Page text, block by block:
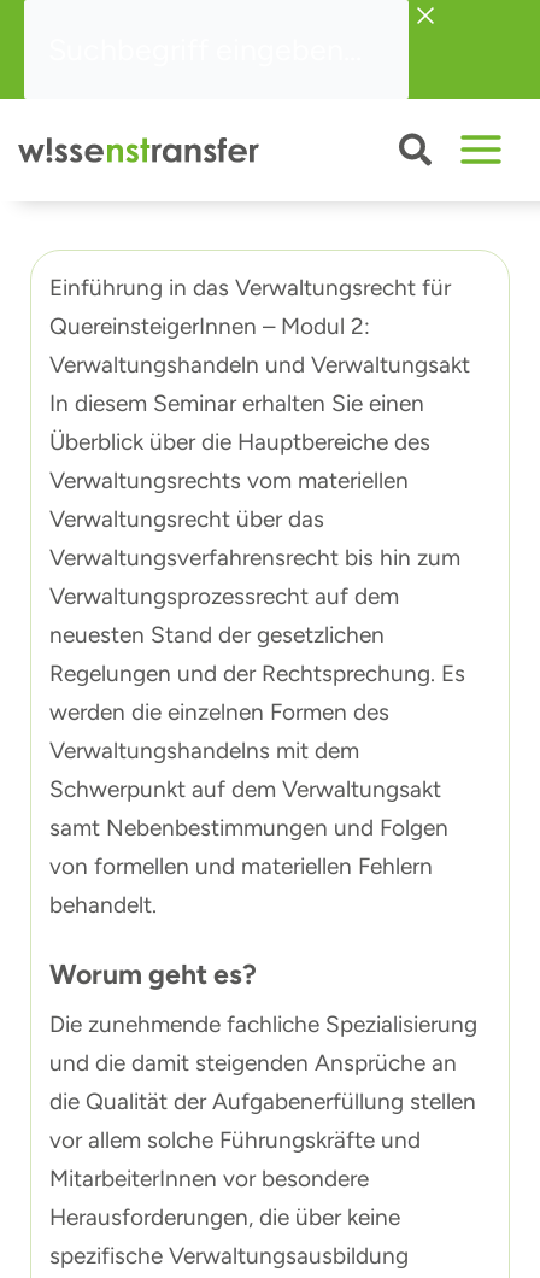
springen
Einführung in das Verwaltungsrecht für
QuereinsteigerInnen – Modul 2:
Verwaltungshandeln und Verwaltungsakt
In diesem Seminar erhalten Sie einen
Überblick über die Hauptbereiche des
Verwaltungsrechts vom materiellen
Verwaltungsrecht über das
Verwaltungsverfahrensrecht bis hin zum
Verwaltungsprozessrecht auf dem
neuesten Stand der gesetzlichen
Regelungen und der Rechtsprechung. Es
werden die einzelnen Formen des
Verwaltungshandelns mit dem
Schwerpunkt auf dem Verwaltungsakt
samt Nebenbestimmungen und Folgen
von formellen und materiellen Fehlern
behandelt.
Worum geht es?
Die zunehmende fachliche Spezialisierung
und die damit steigenden Ansprüche an
die Qualität der Aufgabenerfüllung stellen
vor allem solche Führungskräfte und
MitarbeiterInnen vor besondere
Herausforderungen, die über keine
spezifische Verwaltungsausbildung